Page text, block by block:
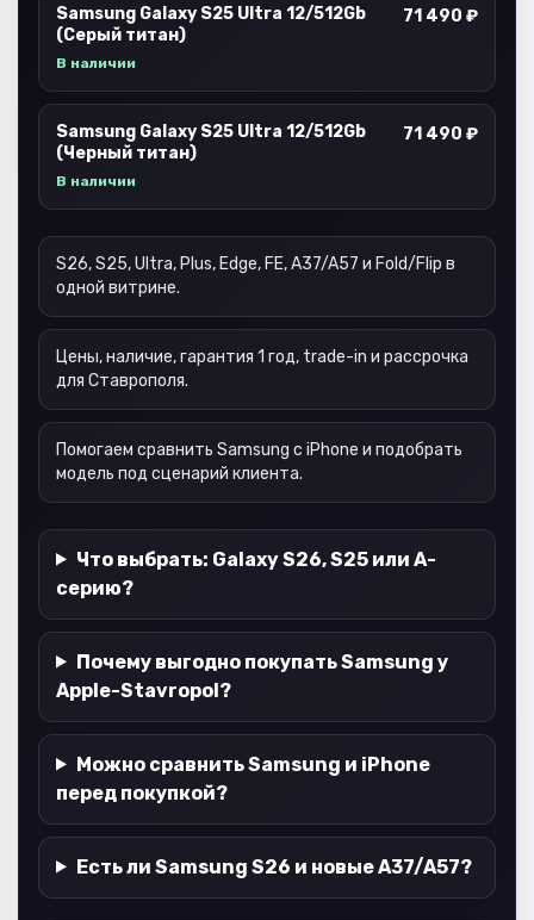
Samsung Galaxy S25 Ultra 12/512Gb
(Серый титан)
В наличии
71 490 ₽
Samsung Galaxy S25 Ultra 12/512Gb
(Черный титан)
В наличии
71 490 ₽
S26, S25, Ultra, Plus, Edge, FE, A37/A57 и Fold/Flip в
одной витрине.
Цены, наличие, гарантия 1 год, trade-in и рассрочка
для Ставрополя.
Помогаем сравнить Samsung с iPhone и подобрать
модель под сценарий клиента.
Что выбрать: Galaxy S26, S25 или A-
серию?
Почему выгодно покупать Samsung у
Apple-Stavropol?
Можно сравнить Samsung и iPhone
перед покупкой?
Есть ли Samsung S26 и новые A37/A57?